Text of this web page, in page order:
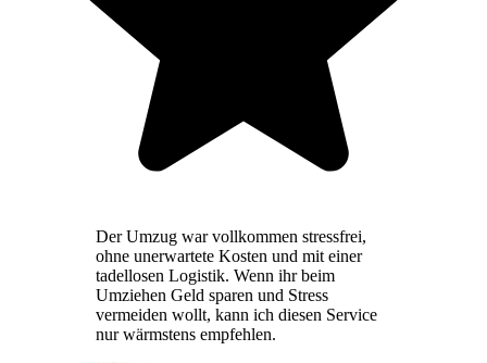
Der Umzug war vollkommen stressfrei,
ohne unerwartete Kosten und mit einer
tadellosen Logistik. Wenn ihr beim
Umziehen Geld sparen und Stress
vermeiden wollt, kann ich diesen Service
nur wärmstens empfehlen.